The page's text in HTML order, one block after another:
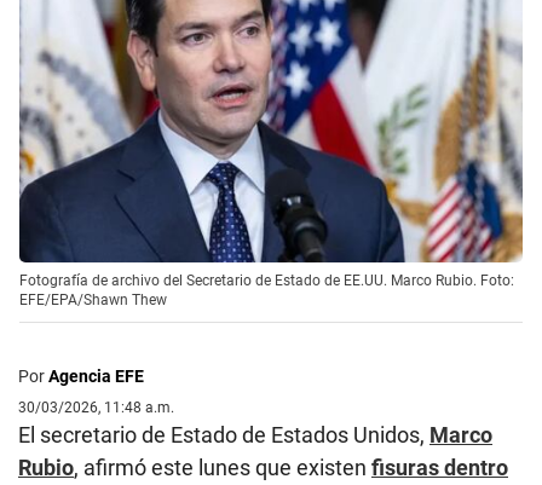
Fotografía de archivo del Secretario de Estado de EE.UU. Marco Rubio. Foto:
EFE/EPA/Shawn Thew
PorAgencia EFE
30/03/2026, 11:48 a.m.
El secretario de Estado de Estados Unidos, Marco
Rubio, afirmó este lunes que existen fisuras dentro